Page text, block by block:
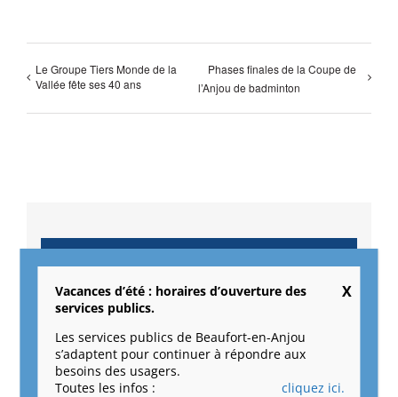
Le Groupe Tiers Monde de la
Vallée fête ses 40 ans
Phases finales de la Coupe de
l’Anjou de badminton
Retour
Détails
Date :
6 juin
Vacances d’été : horaires d’ouverture des
services publics.
Les services publics de Beaufort-en-Anjou
s’adaptent pour continuer à répondre aux
besoins des usagers.
Toutes les infos :
cliquez ici.